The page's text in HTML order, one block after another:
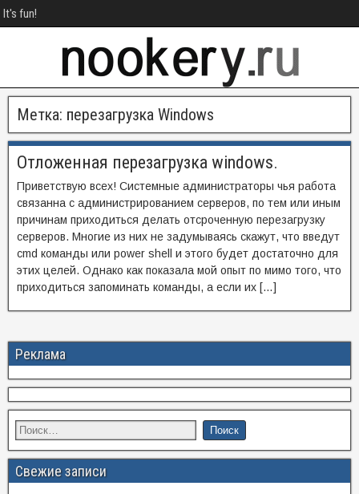
It's fun!
Метка: перезагрузка Windows
Отложенная перезагрузка windows.
Приветствую всех! Системные администраторы чья работа
связанна с администрированием серверов, по тем или иным
причинам приходиться делать отсроченную перезагрузку
серверов. Многие из них не задумываясь скажут, что введут
cmd команды или power shell и этого будет достаточно для
этих целей. Однако как показала мой опыт по мимо того, что
приходиться запоминать команды, а если их […]
Реклама
Свежие записи